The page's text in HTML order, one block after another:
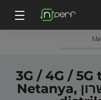
3G / 4G /
Netanya, נפת השרון, Centrala